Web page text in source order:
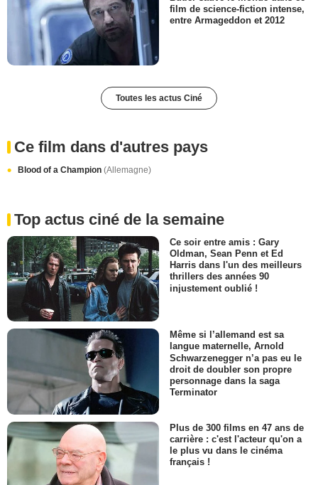
film de science-fiction intense,
entre Armageddon et 2012
Toutes les actus Ciné
Ce film dans d'autres pays
Blood of a Champion (Allemagne)
Top actus ciné de la semaine
Ce soir entre amis : Gary
Oldman, Sean Penn et Ed
Harris dans l'un des meilleurs
thrillers des années 90
injustement oublié !
Même si l’allemand est sa
langue maternelle, Arnold
Schwarzenegger n’a pas eu le
droit de doubler son propre
personnage dans la saga
Terminator
Plus de 300 films en 47 ans de
carrière : c'est l'acteur qu'on a
le plus vu dans le cinéma
français !